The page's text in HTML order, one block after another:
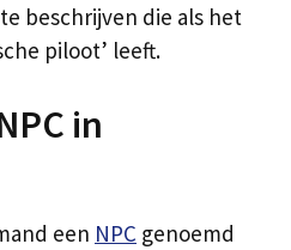
beschrijven die als het
piloot’ leeft.
in
een NPC genoemd